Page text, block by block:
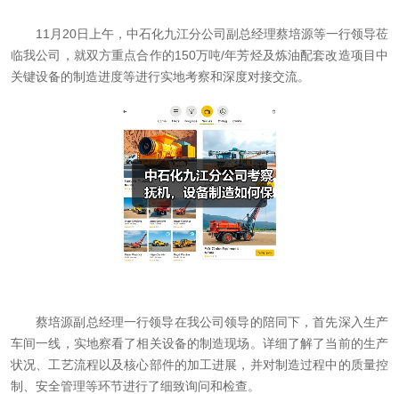
11月20日上午，中石化九江分公司副总经理蔡培源等一行领导莅
临我公司，就双方重点合作的150万吨/年芳烃及炼油配套改造项目中
关键设备的制造进度等进行实地考察和深度对接交流。
蔡培源副总经理一行领导在我公司领导的陪同下，首先深入生产
车间一线，实地察看了相关设备的制造现场。详细了解了当前的生产
状况、工艺流程以及核心部件的加工进展，并对制造过程中的质量控
制、安全管理等环节进行了细致询问和检查。